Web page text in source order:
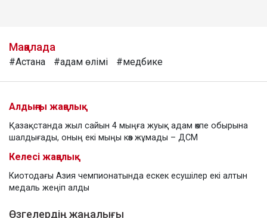
Мақалада
#Астана #адам өлімі #медбике
Алдыңғы жаңалық
Қазақстанда жыл сайын 4 мыңға жуық адам өкпе обырына
шалдығады, оның екі мыңы көз жұмады – ДСМ
Келесі жаңалық
Киотодағы Азия чемпионатында ескек есушілер екі алтын
медаль жеңіп алды